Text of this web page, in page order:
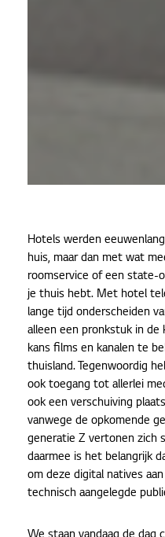
Hotels werden
huis, maar dan met wat
roomservice of een state-
je thuis hebt. Met hotel
lange tijd onderscheiden
alleen een pronkstuk in de
kans films en kanalen te
thuisland. Tegenwoordig
ook toegang tot allerlei
ook een verschuiving
vanwege de opkomende
generatie Z vertonen zich
daarmee is het belangrijk
om deze digital natives
technisch aangelegde